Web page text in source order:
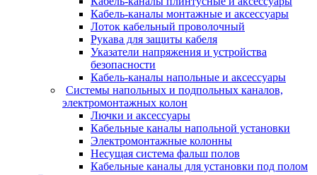
Кабель-каналы монтажные и аксессуары
Лоток кабельный проволочный
Рукава для защиты кабеля
Указатели напряжения и устройства
безопасности
Кабель-каналы напольные и аксессуары
Системы напольных и подпольных каналов,
электромонтажных колон
Лючки и аксессуары
Кабельные каналы напольной установки
Электромонтажные колонны
Несущая система фальш полов
Кабельные каналы для установки под полом